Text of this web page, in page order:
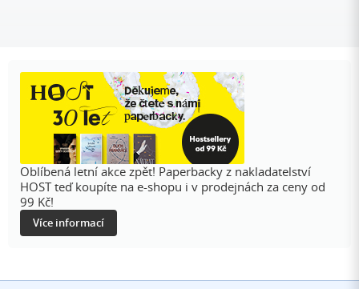
Oblíbená letní akce zpět! Paperbacky z nakladatelství
HOST teď koupíte na e-shopu i v prodejnách za ceny od
99 Kč!
Více informací